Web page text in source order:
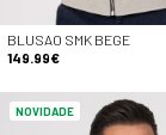
BLUSAO SMK BEGE
149.99€
NOVIDADE